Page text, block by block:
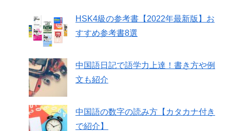
HSK4級の参考書【2022年最新版】お
すすめ参考書8選
中国語日記で語学力上達！書き方や例
文も紹介
中国語の数字の読み方【カタカナ付き
で紹介】